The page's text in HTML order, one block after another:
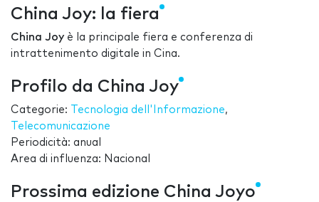
China Joy: la fiera
China Joyè la principale fiera e conferenza di
intrattenimento digitale in Cina.
Profilo da China Joy
Categorie: Tecnologia dell'Informazione,
Telecomunicazione
Periodicità: anual
Area di influenza: Nacional
Prossima edizione China Joyo